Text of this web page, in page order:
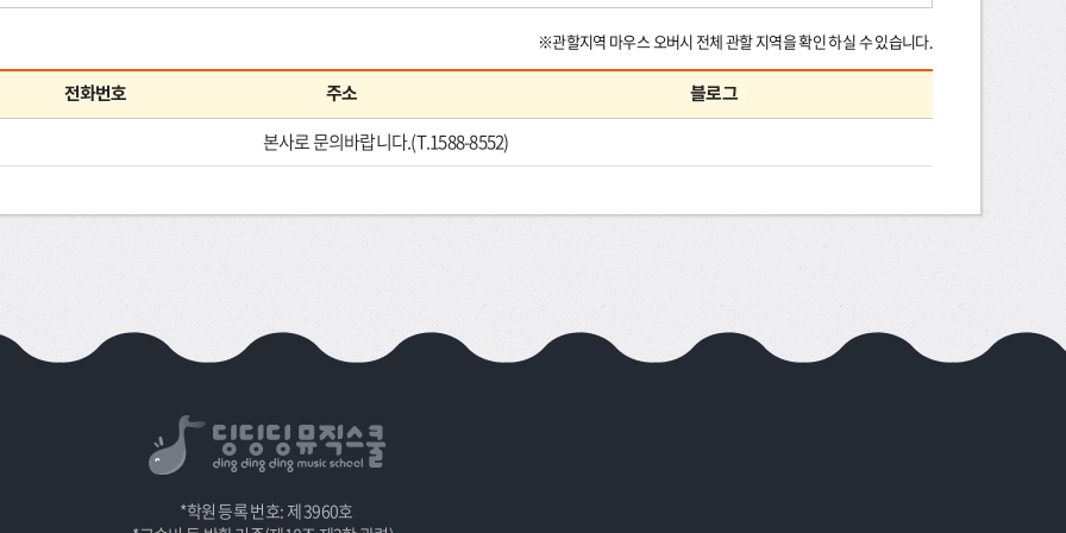
※관할지역 마우스 오버시 전체 관할 지역을 확인 하실 수 있습니다.
전화번호 주소 블로그
본사로 문의바랍니다.(T.1588-8552)
*학원 등록 번호: 제 3960호